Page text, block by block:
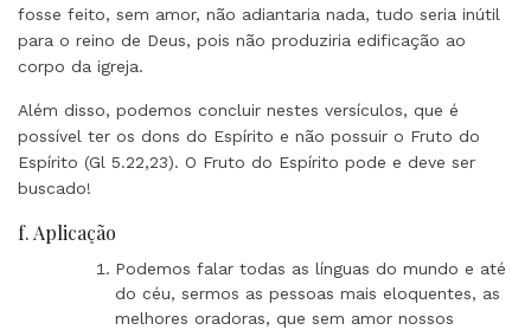
fosse feito, sem amor, não adiantaria nada, tudo seria inútil
para o reino de Deus, pois não produziria edificação ao
corpo da igreja.
Além disso, podemos concluir nestes versículos, que é
possível ter os dons do Espírito e não possuir o Fruto do
Espírito (Gl 5.22,23). O Fruto do Espírito pode e deve ser
buscado!
f. Aplicação
Podemos falar todas as línguas do mundo e até
do céu, sermos as pessoas mais eloquentes, as
melhores oradoras, que sem amor nossos